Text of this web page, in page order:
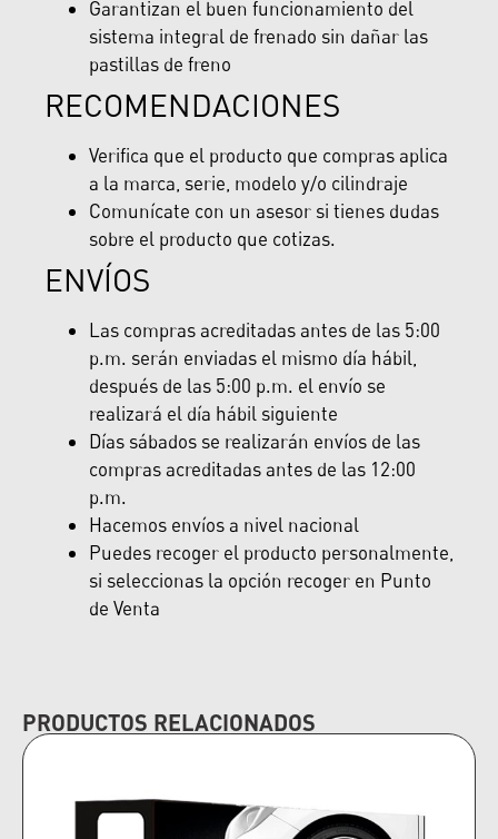
Garantizan el buen funcionamiento del
sistema integral de frenado sin dañar las
pastillas de freno
RECOMENDACIONES
Verifica que el producto que compras aplica
a la marca, serie, modelo y/o cilindraje
Comunícate con un asesor si tienes dudas
sobre el producto que cotizas.
ENVÍOS
Las compras acreditadas antes de las 5:00
p.m. serán enviadas el mismo día hábil,
después de las 5:00 p.m. el envío se
realizará el día hábil siguiente
Días sábados se realizarán envíos de las
compras acreditadas antes de las 12:00
p.m.
Hacemos envíos a nivel nacional
Puedes recoger el producto personalmente,
si seleccionas la opción recoger en Punto
de Venta
PRODUCTOS RELACIONADOS